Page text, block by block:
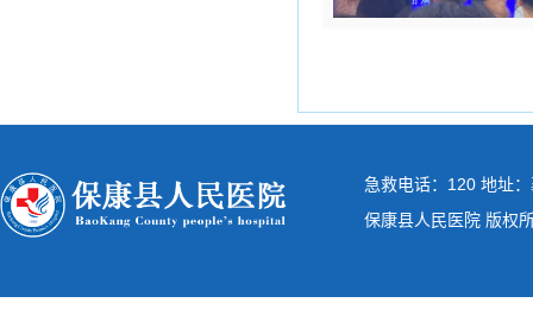
急救电话：120 地址
保康县人民医院 版权